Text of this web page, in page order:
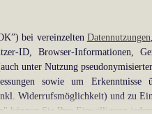
bei vereinzelten Datennutzungen
ID, Browser-Informationen,
unter Nutzung
sowie um Erkenntnisse
Widerrufsmöglichkeit) und zu
Sie Ihre Einwilligung